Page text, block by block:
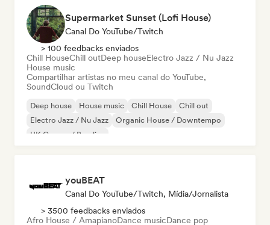
Supermarket Sunset (Lofi House)
Canal Do YouTube/Twitch
> 100 feedbacks enviados
Chill HouseChill outDeep houseElectro Jazz / Nu Jazz
House music
Compartilhar artistas no meu canal do YouTube,
SoundCloud ou Twitch
Deep house House music Chill House
Chill out
Electro Jazz / Nu Jazz
Organic House / Downtempo
UK Garage / Bassline
youBEAT
Canal Do YouTube/Twitch, Mídia/Jornalista
> 3500 feedbacks enviados
Afro House / AmapianoDance musicDance pop